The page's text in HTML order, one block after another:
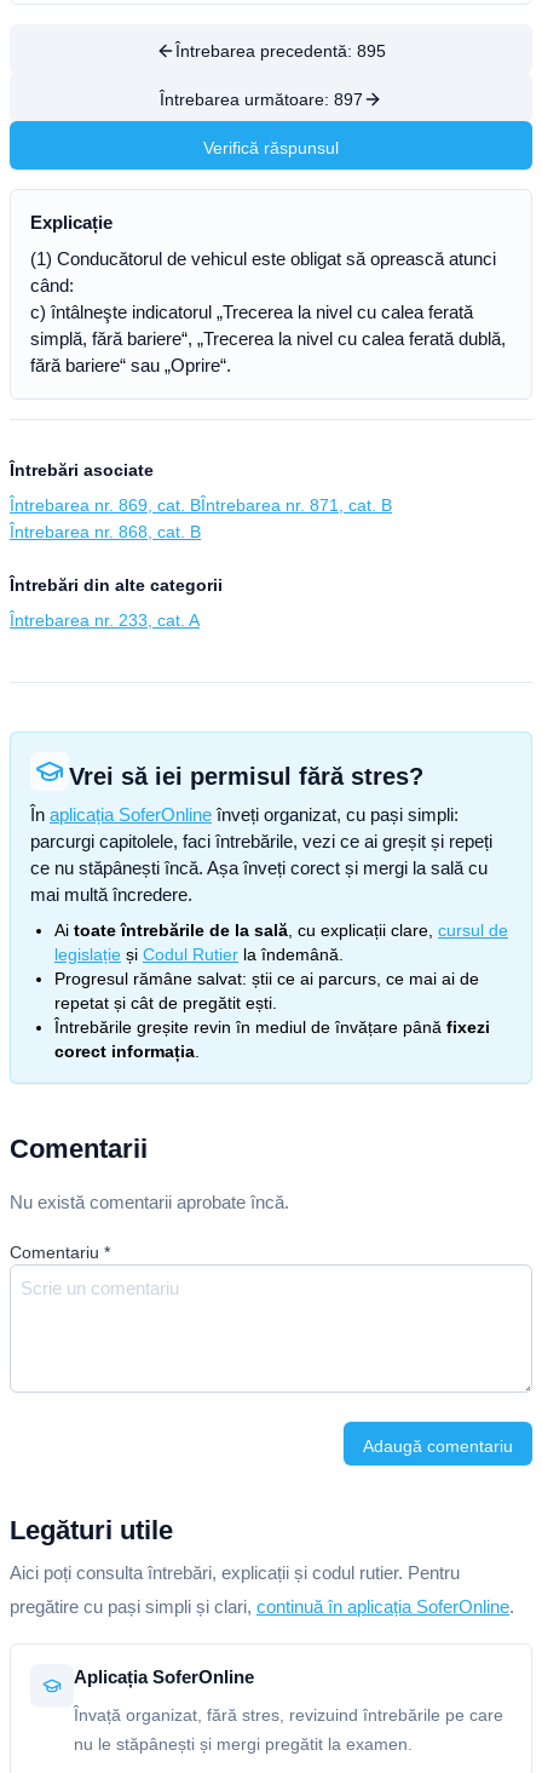
Întrebarea precedentă: 895
Întrebarea următoare: 897
Verifică răspunsul
Explicație
(1) Conducătorul de vehicul este obligat să oprească atunci
când:
c) întâlneşte indicatorul „Trecerea la nivel cu calea ferată
simplă, fără bariere“, „Trecerea la nivel cu calea ferată dublă,
fără bariere“ sau „Oprire“.
Întrebări asociate
Întrebarea nr. 869, cat. BÎntrebarea nr. 871, cat. B
Întrebarea nr. 868, cat. B
Întrebări din alte categorii
Întrebarea nr. 233, cat. A
Vrei să iei permisul fără stres?
În aplicația SoferOnline înveți organizat, cu pași simpli:
parcurgi capitolele, faci întrebările, vezi ce ai greșit și repeți
ce nu stăpânești încă. Așa înveți corect și mergi la sală cu
mai multă încredere.
Ai toate întrebările de la sală , cu explicații clare, cursul de
legislație și Codul Rutier la îndemână.
Progresul rămâne salvat: știi ce ai parcurs, ce mai ai de
repetat și cât de pregătit ești.
Întrebările greșite revin în mediul de învățare până fixezi
corect informația
Comentarii
Nu există comentarii aprobate încă.
Comentariu *
Adaugă comentariu
Legături utile
Aici poți consulta întrebări, explicații și codul rutier. Pentru
pregătire cu pași simpli și clari, continuă în aplicația SoferOnline.
Aplicația SoferOnline
Învață organizat, fără stres, revizuind întrebările pe care
nu le stăpânești și mergi pregătit la examen.